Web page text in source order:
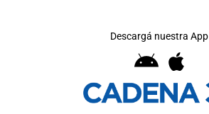
Descargá nuestra App